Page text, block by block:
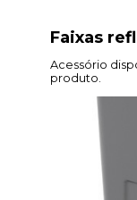
Faixas
Acessório
produto.